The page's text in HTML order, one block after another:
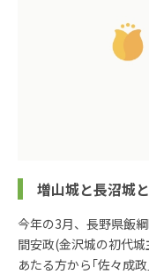
増山城と長沼城
今年の3月、長野県飯
間安政(金沢城の初代
あたる方から｢佐々成